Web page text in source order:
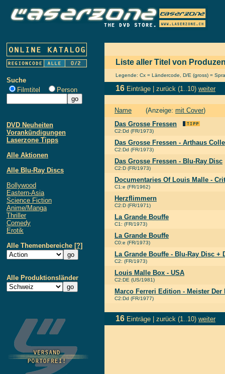
Suche
Filmtitel
Person
DVD Neuheiten
Vorankündigungen
Laserzone Tipps
Alle Aktionen
Alle Blu-Ray Discs
Bollywood
Eastern-Asia
Science Fiction
Anime/Manga
Thriller
Comedy
Erotik
Alle Themenbereiche [?]
Alle Produktionsländer
Liste aller Titel von
Legende: Cx = Ländercode, D/E (gross) =
16 Einträge | zurück (1..10) weiter
Name (Anzeige: mit Cover)
Das Grosse Fressen
C2:Dd (FR/1973)
Das Grosse Fressen - Arthaus
C2:Dd (FR/1973)
Das Grosse Fressen - Blu-Ray Disc
C2:D (FR/1973)
Documentaries Of Louis Malle -
C1:e (FR/1962)
Herzflimmern
C2:D (FR/1971)
La Grande Bouffe
C1: (FR/1973)
La Grande Bouffe
C0:e (FR/1973)
La Grande Bouffe - Blu-Ray Disc +
C2: (FR/1973)
Louis Malle Box - USA
C2:DE (US/1981)
Marco Ferreri Edition - Meister Der
C2:Dd (FR/1977)
16 Einträge | zurück (1..10) weiter